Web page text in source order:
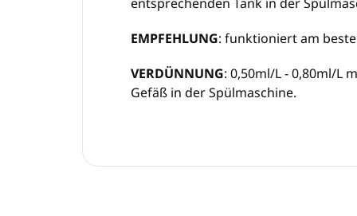
EMPFEHLUNG: funktioniert am
VERDÜNNUNG: 0,50ml/L - 0,80ml/L
Gefäß in der Spülmaschine.